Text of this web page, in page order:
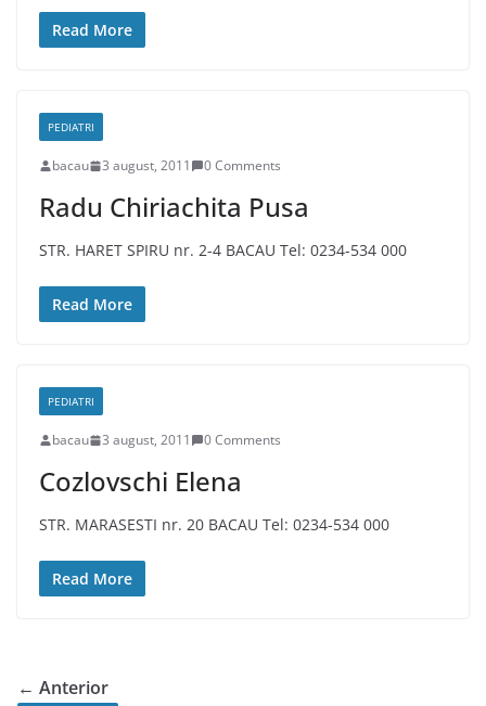
Read More
PEDIATRI
bacau 3 august, 2011 0 Comments
Radu Chiriachita Pusa
STR. HARET SPIRU nr. 2-4 BACAU Tel: 0234-534 000
Read More
PEDIATRI
bacau 3 august, 2011 0 Comments
Cozlovschi Elena
STR. MARASESTI nr. 20 BACAU Tel: 0234-534 000
Read More
← Anterior